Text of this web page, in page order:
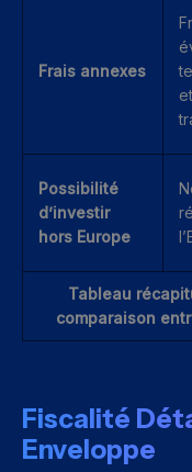
Frais annexes
Possibilité
d’investir
hors Europe
Tableau
comparaison
Fiscalité
Enveloppe